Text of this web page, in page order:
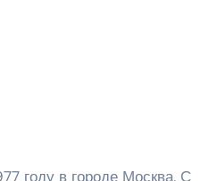
году в городе Москва. С